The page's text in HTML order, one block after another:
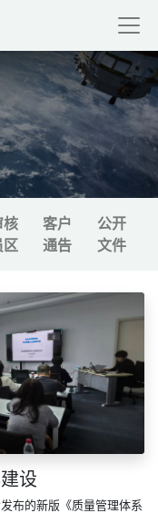
核
区
客户
通告
公开
文件
设
布的新版《质量管理体系